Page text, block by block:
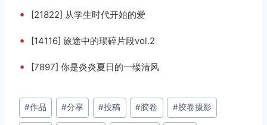
• [21822] 从学生时代开始的爱
• [14116] 旅途中的琐碎片段vol.2
• [7897] 你是炎炎夏日的一缕清风
文
章
#作品 #分享 #投稿 #胶卷 #胶卷摄影